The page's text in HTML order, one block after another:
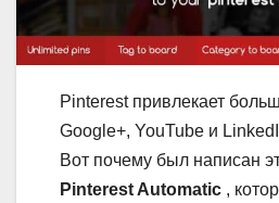
Pinterest привлекает
Google+, YouTube и
Вот почему был написан
Pinterest Automatic ,